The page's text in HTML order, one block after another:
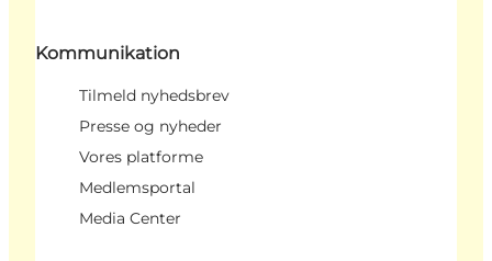
Kommunikation
Tilmeld nyhedsbrev
Presse og nyheder
Vores platforme
Medlemsportal
Media Center